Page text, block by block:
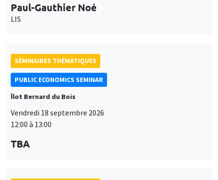
Paul-Gauthier Noé
LIS
SÉMINAIRES THÉMATIQUES
PUBLIC ECONOMICS SEMINAR
Îlot Bernard du Bois
Vendredi 18 septembre 2026
12:00 à 13:00
TBA